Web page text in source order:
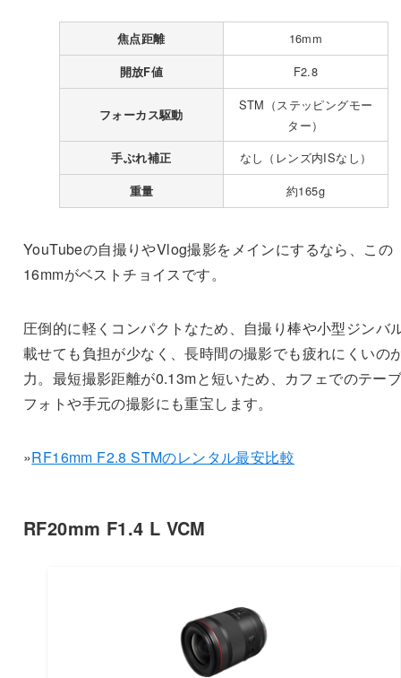
焦点距離 16mm
開放F値 F2.8
フォーカス駆動
STM（ステッピングモー
ター）
手ぶれ補正 なし（レンズ内ISなし）
重量 約165g
YouTubeの自撮りやVlog撮影をメインにするなら、この
16mmがベストチョイスです。
圧倒的に軽くコンパクトなため、自撮り棒や小型ジンバ
載せても負担が少なく、長時間の撮影でも疲れにくいの
力。最短撮影距離が0.13mと短いため、カフェでのテー
フォトや手元の撮影にも重宝します。
»RF16mm F2.8 STMのレンタル最安比較
RF20mm F1.4 L VCM